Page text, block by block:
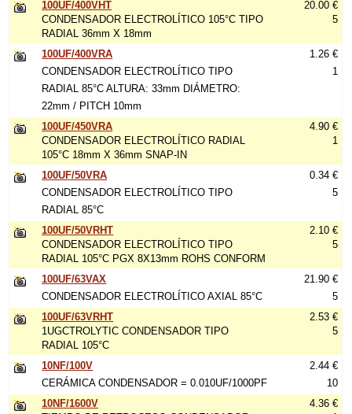
100UF/400VHT
CONDENSADOR ELECTROLÍTICO 105°C TIPO
RADIAL 36mm X 18mm
20.00 €
5
100UF/400VRA
CONDENSADOR ELECTROLÍTICO TIPO
RADIAL 85°C ALTURA: 33mm DIÁMETRO:
22mm / PITCH 10mm
1.26 €
1
100UF/450VRA
CONDENSADOR ELECTROLÍTICO RADIAL
105°C 18mm X 36mm SNAP-IN
4.90 €
1
100UF/50VRA
CONDENSADOR ELECTROLÍTICO TIPO
RADIAL 85°C
0.34 €
5
100UF/50VRHT
CONDENSADOR ELECTROLÍTICO TIPO
RADIAL 105°C PGX 8X13mm ROHS CONFORM
2.10 €
5
100UF/63VAX
CONDENSADOR ELECTROLÍTICO AXIAL 85°C
21.90 €
5
100UF/63VRHT
1UGCTROLYTIC CONDENSADOR TIPO
RADIAL 105°C
2.53 €
5
10NF/100V
CERÁMICA CONDENSADOR = 0.010UF/1000PF
2.44 €
10
10NF/1600V
4.36 €